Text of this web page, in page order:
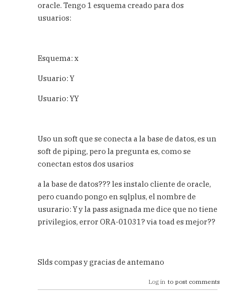
Permisos
de
de
esquemas
Carlos
oracle. Tengo 1 esquema creado para dos
usuarios:
Esquema: x
Usuario: Y
Usuario: YY
Uso un soft que se conecta a la base de datos, es un
soft de piping, pero la pregunta es, como se
conectan estos dos usarios
a la base de datos??? les instalo cliente de oracle,
pero cuando pongo en sqlplus, el nombre de
usurario: Y y la pass asignada me dice que no tiene
privilegios, error ORA-01031? via toad es mejor??
Slds compas y gracias de antemano
Log in to post comments